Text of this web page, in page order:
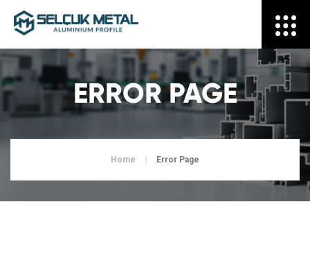
ERROR PAGE
Home Error Page